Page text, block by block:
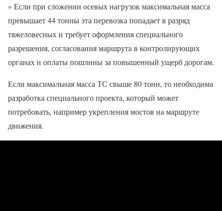
» Если при сложении осевых нагрузок максимальная масса
превышает 44 тонны эта перевозка попадает в разряд
тяжеловесных и требует оформления специального
разрешения, согласования маршрута в контролирующих
органах и оплаты пошлины за повышенный ущерб дорогам.
Если максимальная масса ТС свыше 80 тонн, то необходима
разработка специального проекта, который может
потребовать, например укрепления мостов на маршруте
движения.